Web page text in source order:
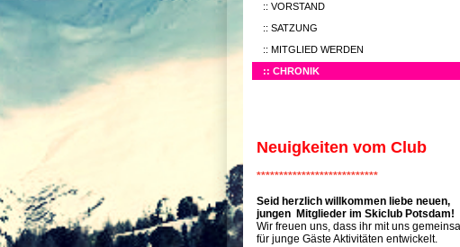
VORSTAND
SATZUNG
MITGLIED WERDEN
CHRONIK
Neuigkeiten vom Club
***************************
Seid herzlich willkommen liebe neuen,
jungen Mitglieder im Skiclub Potsdam!
Wir freuen uns, dass ihr mit uns
für junge Gäste Aktivitäten entwickelt.